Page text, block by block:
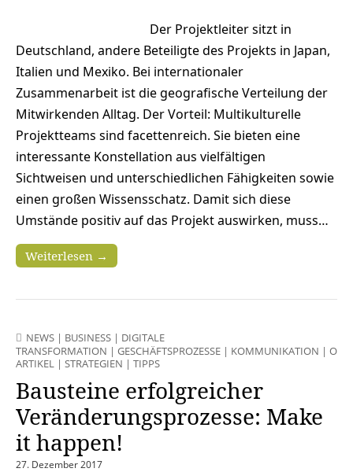
Der Projektleiter sitzt in
Deutschland, andere Beteiligte des Projekts in Japan,
Italien und Mexiko. Bei internationaler
Zusammenarbeit ist die geografische Verteilung der
Mitwirkenden Alltag. Der Vorteil: Multikulturelle
Projektteams sind facettenreich. Sie bieten eine
interessante Konstellation aus vielfältigen
Sichtweisen und unterschiedlichen Fähigkeiten sowie
einen großen Wissensschatz. Damit sich diese
Umstände positiv auf das Projekt auswirken, muss…
Weiterlesen →
NEWS | BUSINESS | DIGITALE
TRANSFORMATION | GESCHÄFTSPROZESSE | KOMMUNIKATION |
ARTIKEL | STRATEGIEN | TIPPS
Bausteine erfolgreicher
Veränderungsprozesse: Make
it happen!
27. Dezember 2017